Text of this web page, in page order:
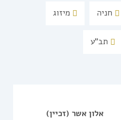
חניה מיזוג
תב"ע
אלון אשר (זכיין)